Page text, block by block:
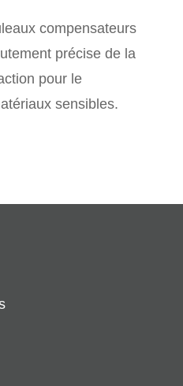
compensateurs
précise de la
pour le
sensibles.